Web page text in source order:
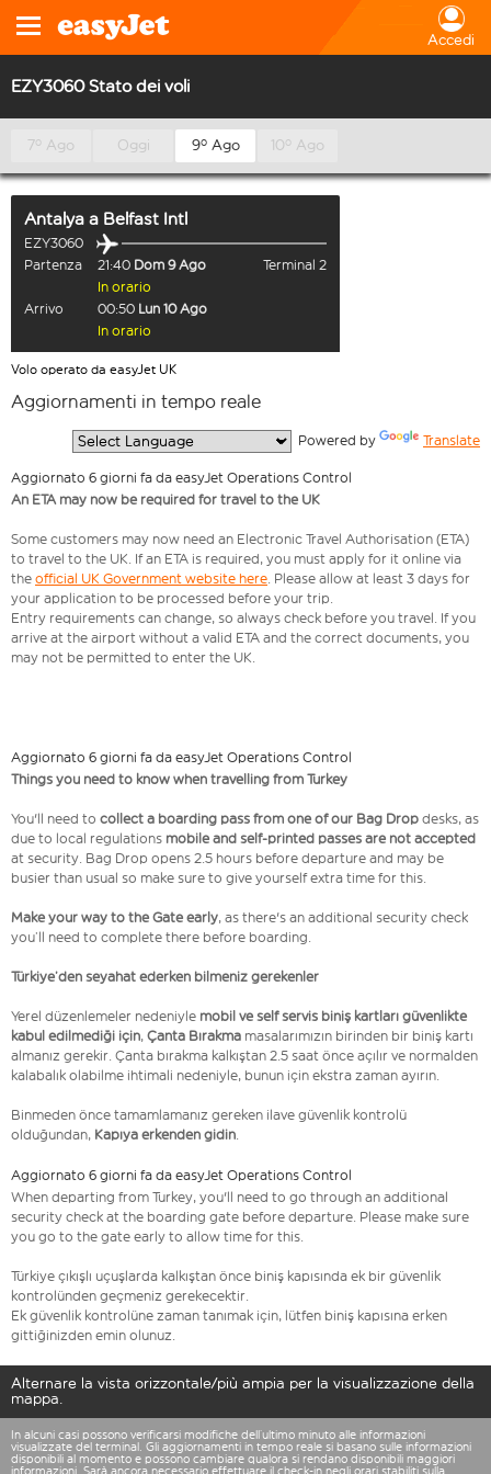
Accedi
EZY3060 Stato dei voli
7º Ago Oggi 9º Ago 10º Ago
Antalya a Belfast Intl
EZY3060
Partenza
21:40 Dom 9 Ago
Terminal 2
In orario
Arrivo
00:50 Lun 10 Ago
In orario
Volo operato da easyJet UK
Aggiornamenti in tempo reale
Powered by Translate
Aggiornato 6 giorni fa da easyJet Operations Control
An ETA may now be required for travel to the UK
Some customers may now need an Electronic Travel Authorisation (ETA)
to travel to the UK. If an ETA is required, you must apply for it online via
the official UK Government website here. Please allow at least 3 days for
your application to be processed before your trip.
Entry requirements can change, so always check before you travel. If you
arrive at the airport without a valid ETA and the correct documents, you
may not be permitted to enter the UK.
Aggiornato 6 giorni fa da easyJet Operations Control
Things you need to know when travelling from Turkey
You'll need to collect a boarding pass from one of our Bag Drop desks, as
due to local regulations mobile and self-printed passes are not accepted
at security. Bag Drop opens 2.5 hours before departure and may be
busier than usual so make sure to give yourself extra time for this.
Make your way to the Gate early, as there's an additional security check
you’ll need to complete there before boarding.
Türkiye’den seyahat ederken bilmeniz gerekenler
Yerel düzenlemeler nedeniyle mobil ve self servis biniş kartları güvenlikte
kabul edilmediği için, Çanta Bırakma masalarımızın birinden bir biniş kartı
almanız gerekir. Çanta bırakma kalkıştan 2.5 saat önce açılır ve normalden
kalabalık olabilme ihtimali nedeniyle, bunun için ekstra zaman ayırın.
Binmeden önce tamamlamanız gereken ilave güvenlik kontrolü
olduğundan, Kapıya erkenden gidin.
Aggiornato 6 giorni fa da easyJet Operations Control
When departing from Turkey, you'll need to go through an additional
security check at the boarding gate before departure. Please make sure
you go to the gate early to allow time for this.
Türkiye çıkışlı uçuşlarda kalkıştan önce biniş kapısında ek bir güvenlik
kontrolünden geçmeniz gerekecektir.
Ek güvenlik kontrolüne zaman tanımak için, lütfen biniş kapısına erken
gittiğinizden emin olunuz.
Alternare la vista orizzontale/più ampia per la visualizzazione della
mappa.
In alcuni casi possono verificarsi modifiche dell’ultimo minuto alle informazioni
visualizzate del terminal. Gli aggiornamenti in tempo reale si basano sulle informazioni
disponibili al momento e possono cambiare qualora si rendano disponibili maggiori